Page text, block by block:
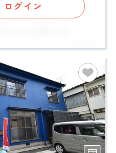
ログイン